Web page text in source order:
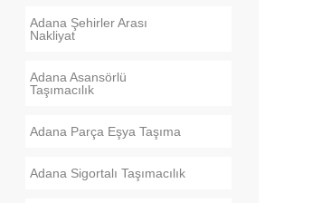
Adana Şehirler Arası
Nakliyat
Adana Asansörlü
Taşımacılık
Adana Parça Eşya Taşıma
Adana Sigortalı Taşımacılık